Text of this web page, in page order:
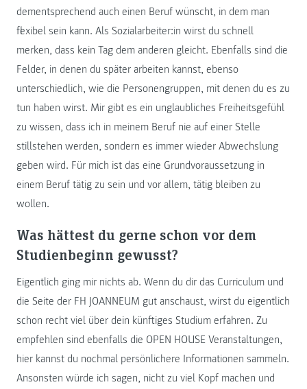
dementsprechend auch einen Beruf wünscht, in dem man
flexibel sein kann. Als Sozialarbeiter:in wirst du schnell
merken, dass kein Tag dem anderen gleicht. Ebenfalls sind die
Felder, in denen du später arbeiten kannst, ebenso
unterschiedlich, wie die Personengruppen, mit denen du es zu
tun haben wirst. Mir gibt es ein unglaubliches Freiheitsgefühl
zu wissen, dass ich in meinem Beruf nie auf einer Stelle
stillstehen werden, sondern es immer wieder Abwechslung
geben wird. Für mich ist das eine Grundvoraussetzung in
einem Beruf tätig zu sein und vor allem, tätig bleiben zu
wollen.
Was hättest du gerne schon vor dem
Studienbeginn gewusst?
Eigentlich ging mir nichts ab. Wenn du dir das Curriculum und
die Seite der FH JOANNEUM gut anschaust, wirst du eigentlich
schon recht viel über dein künftiges Studium erfahren. Zu
empfehlen sind ebenfalls die OPEN HOUSE Veranstaltungen,
hier kannst du nochmal persönlichere Informationen sammeln.
Ansonsten würde ich sagen, nicht zu viel Kopf machen und